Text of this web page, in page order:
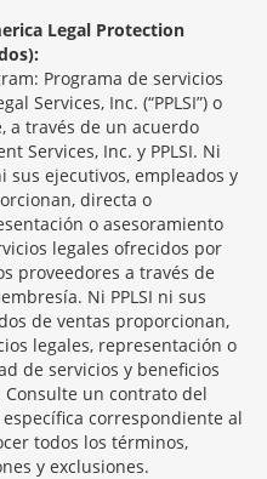
Legal Protection
Programa de servicios
Services, Inc. (“PPLSI”) o
a través de un acuerdo
Services, Inc. y PPLSI. Ni
sus ejecutivos, empleados y
directa o
o asesoramiento
legales ofrecidos por
proveedores a través de
Ni PPLSI ni sus
de ventas proporcionan,
legales, representación o
de servicios y beneficios
un contrato del
correspondiente al
todos los términos,
y exclusiones.